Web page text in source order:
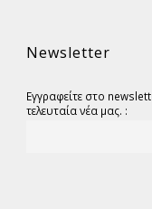
Newsletter
Εγγραφείτε στο
τελευταία νέα μας. :